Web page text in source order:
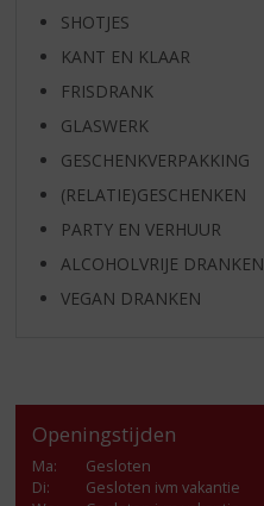
SHOTJES
KANT EN KLAAR
FRISDRANK
GLASWERK
GESCHENKVERPAKKING
(RELATIE)GESCHENKEN
PARTY EN VERHUUR
ALCOHOLVRIJE DRANKEN
VEGAN DRANKEN
Openingstijden
Ma:
Gesloten
Di:
Gesloten ivm vakantie